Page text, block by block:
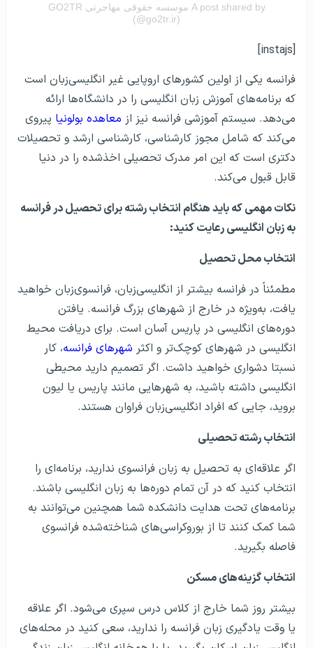
A post shared by موسسه حقوقی مهاجرتی GO2TR
(@go2tr.ir)
[instajs]
فرانسه یکی از اولین کشورهای اروپایی غیر انگلیسی‌زبان است
که برنامه‌های آموزش زبان انگلیسی را در دانشگاه‌ها ارائه
می‌دهد. سیستم آموزشی فرانسه نیز از معاهده بولونیا پیروی
می‌کند که شامل مجوز کارشناسی، کارشناسی ارشد و تحصیلات
دکتری است که این امر مدرک تحصیلی اخذشده را در دنیا
قابل قبول می‌کند.
نکات مهمی که باید هنگام انتخاب رشته برای تحصیل در فرانسه
به زبان انگلیسی رعایت کنید:
انتخاب محل تحصیل
مطمئناً در فرانسه بیشتر از انگلیسی‌زبان، فرانسوی‌زبان خواهید
یافت، به‌ویژه در خارج از شهرهای بزرگ فرانسه. یافتن
دوره‌های انگلیسی در پاریس آسان است. برای دریافت محیط
انگلیسی در شهرهای کوچک‌تر و اکثر شهرهای فرانسه، کار
نسبتا دشواری خواهید داشت. اگر تصمیم دارید محیطی
انگلیسی داشته باشید، به شهرهایی مانند پاریس یا لیون
بروید، جایی که افراد انگلیسی‌زبان فراوان هستند.
انتخاب رشته تحصیلی
اگر علاقه‌ای به تحصیل به زبان فرانسوی ندارید، برنامه‌ای را
انتخاب کنید که در آن تمام دوره‌ها به زبان انگلیسی باشند.
برنامه‌های تحت هدایت دانشکده شما همچنین می‌توانند به
شما کمک کنند تا از بوروکراسی‌های شناخته‌شده فرانسوی
فاصله بگیرید.
انتخاب گزینه‌های مسکن
بیشتر روز شما خارج از کلاس درس سپری می‌شود. اگر علاقه
یا وقت یادگیری زبان فرانسه را ندارید، سعی کنید در محله‌های